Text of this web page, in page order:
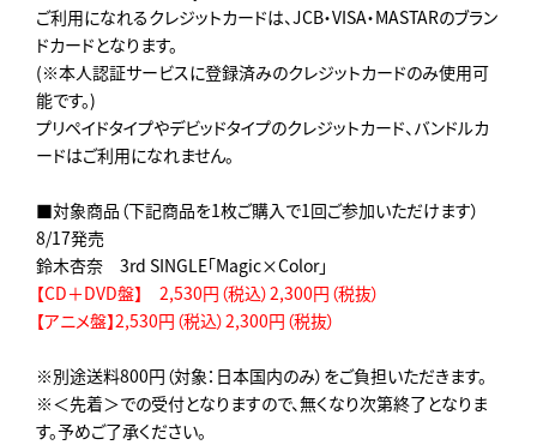
ご利用になれるクレジットカードは、JCB・VISA・MASTARのブラン
ドカードとなります。
(※本人認証サービスに登録済みのクレジットカードのみ使用可
能です。)
プリペイドタイプやデビッドタイプのクレジットカード、バンドルカ
ードはご利用になれません。
■対象商品（下記商品を1枚ご購入で1回ご参加いただけます）
8/17発売
鈴木杏奈 3rd SINGLE「Magic×Color」
【CD＋DVD盤】 2,530円（税込）2,300円（税抜）
【アニメ盤】2,530円（税込）2,300円（税抜）
※別途送料800円（対象：日本国内のみ）をご負担いただきます。
※＜先着＞での受付となりますので、無くなり次第終了となりま
す。予めご了承ください。